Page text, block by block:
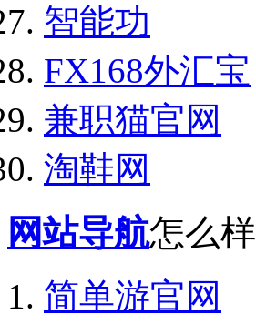
智能功
FX168外汇宝
兼职猫官网
淘鞋网
网站导航怎么样
简单游官网